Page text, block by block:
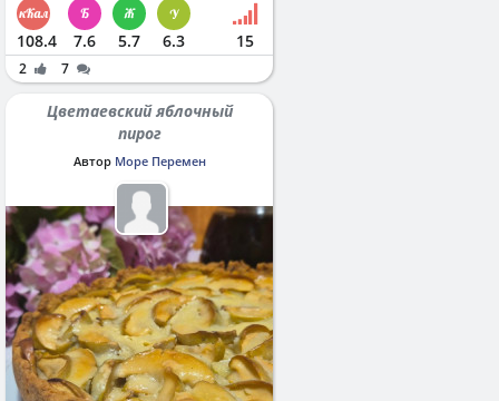
108.4 7.6 5.7 6.3 15
2 7
Цветаевский яблочный
пирог
Автор Море Перемен